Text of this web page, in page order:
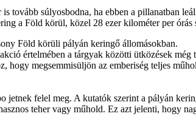
súlyosbodna, ha ebben a pillanatban
a Föld körül, közel 28 ezer kilométer per órás
Föld körüli pályán keringő állomásokban.
értelmében a tárgyak közötti ütközések
hogy megsemmisüljön az emberiség teljes
felel meg. A kutatók szerint a pályán
teher vagy műhold. Ez azt jelenti, hogy